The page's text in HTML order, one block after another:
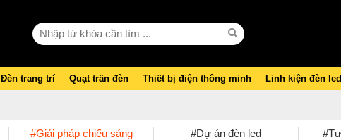
Đèn trang trí Quạt trần đèn Thiết bị điện thông minh Linh kiện đèn
#Giải pháp chiếu sáng #Dự án đèn led